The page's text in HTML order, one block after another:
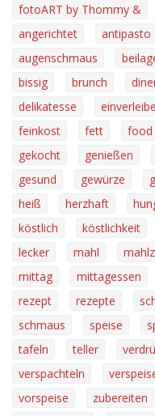
fotoART by Thommy &
angerichtet
antipasto
augenschmaus
bissig
brunch
delikatesse
feinkost
fett food
gekocht
genießen
gesund
gewürze
heiß
herzhaft
köstlich
köstlichkeit
lecker
mahl
mittag
mittagessen
rezept
rezepte
schmaus
speise
tafeln
teller
verspachteln
vorspeise
zubereiten